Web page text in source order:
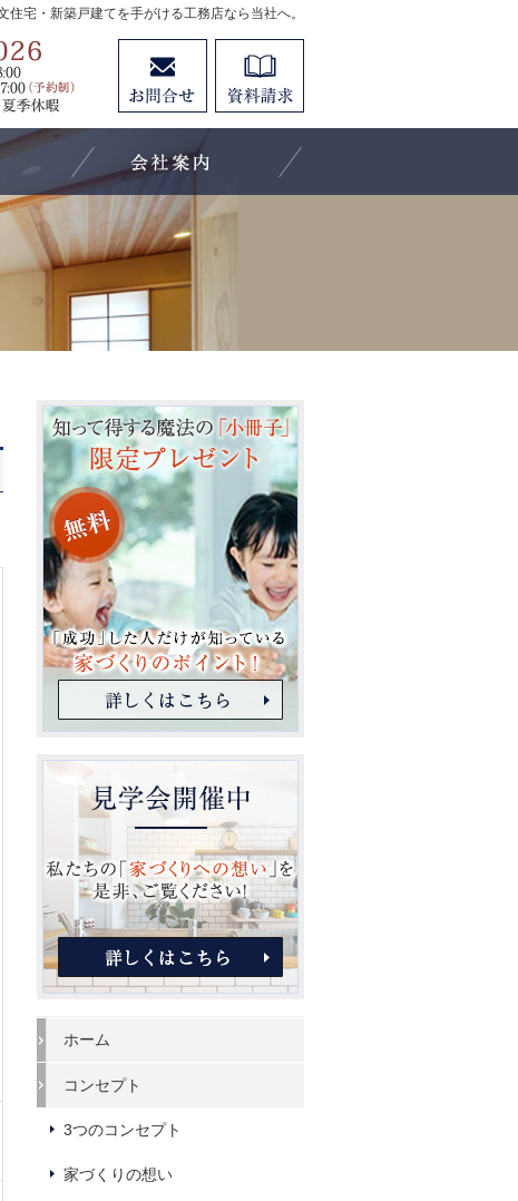
宅・新築戸建てを手がける工務店なら当社へ。
ホーム
コンセプト
3つのコンセプト
家づくりの想い
0584-55-0026
営業時間：[月～土]9:00～18:00 [日曜(予約制)]10:000～